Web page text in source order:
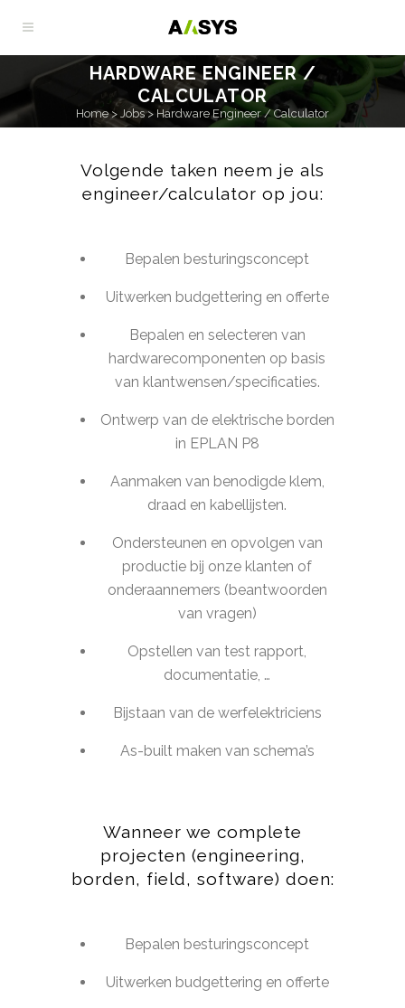
HARDWARE ENGINEER /
CALCULATOR
Home> Jobs> Hardware Engineer / Calculator
Volgende taken neem je als
engineer/calculator op jou:
Bepalen besturingsconcept
Uitwerken budgettering en offerte
Bepalen en selecteren van
hardwarecomponenten op basis
van klantwensen/specificaties.
Ontwerp van de elektrische borden
in EPLAN P8
Aanmaken van benodigde klem,
draad en kabellijsten.
Ondersteunen en opvolgen van
productie bij onze klanten of
onderaannemers (beantwoorden
van vragen)
Opstellen van test rapport,
documentatie, …
Bijstaan van de werfelektriciens
As-built maken van schema’s
Wanneer we complete
projecten (engineering,
borden, field, software) doen:
Bepalen besturingsconcept
Uitwerken budgettering en offerte